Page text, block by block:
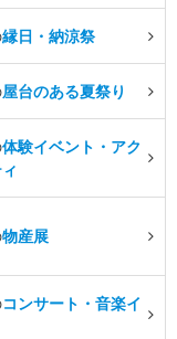
縁日・納涼祭
屋台のある夏祭り
体験イベント・アク
物産展
コンサート・音楽イ